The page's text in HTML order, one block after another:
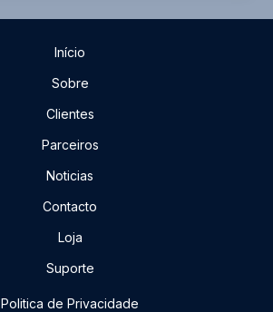
Início
Sobre
Clientes
Parceiros
Noticias
Contacto
Loja
Suporte
Politica de Privacidade